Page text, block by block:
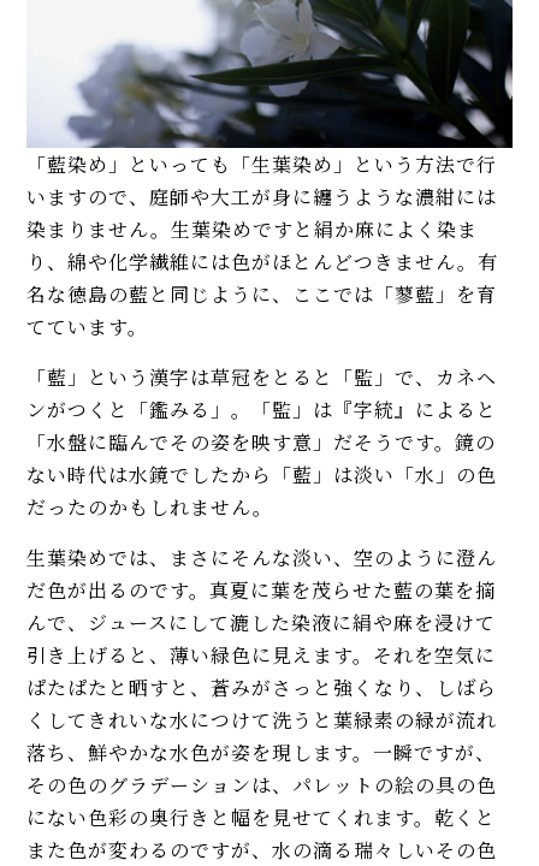
「藍染め」といっても「生葉染め」という方法で行
いますので、庭師や大工が身に纏うような濃紺には
染まりません。生葉染めですと絹か麻によく染ま
り、綿や化学繊維には色がほとんどつきません。有
名な徳島の藍と同じように、ここでは「蓼藍」を育
てています。
「藍」という漢字は草冠をとると「監」で、カネヘ
ンがつくと「鑑みる」。「監」は『字統』によると
「水盤に臨んでその姿を映す意」だそうです。鏡の
ない時代は水鏡でしたから「藍」は淡い「水」の色
だったのかもしれません。
生葉染めでは、まさにそんな淡い、空のように澄ん
だ色が出るのです。真夏に葉を茂らせた藍の葉を摘
んで、ジュースにして漉した染液に絹や麻を浸けて
引き上げると、薄い緑色に見えます。それを空気に
ぱたぱたと晒すと、蒼みがさっと強くなり、しばら
くしてきれいな水につけて洗うと葉緑素の緑が流れ
落ち、鮮やかな水色が姿を現します。一瞬ですが、
その色のグラデーションは、パレットの絵の具の色
にない色彩の奥行きと幅を見せてくれます。乾くと
また色が変わるのですが、水の滴る瑞々しいその色